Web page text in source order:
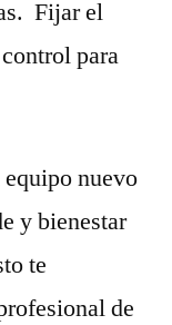
Fijar el
para
equipo nuevo
y bienestar
te
de